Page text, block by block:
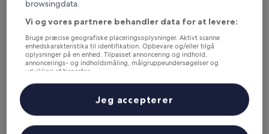
stjernet
overnatningssted
Las Vegas Strip, 0,7 km fra Bellagio Kasino
9.2
ud
af
10,
Fremragende,
(3.303
anmeldelser)
9,2/10 Fremragende (3.303 anmeldelser)
Prisen
er
1.004 kr.
9. aug. - 10. aug.
Vdara Hotel & Spa at ARIA Las Vegas
browsingdata.
Vi og vores partnere behandler data for at levere:
Bruge præcise geografiske placeringsoplysninger. Aktivt scanne
enhedskarakteristika til identifikation. Opbevare og/eller tilgå
oplysninger på en enhed. Tilpasset annoncering og indhold,
annoncerings- og indholdsmåling, målgruppeundersøgelser og
udvikling af tjenester.
Liste over partnere (leverandører)
Jeg accepterer